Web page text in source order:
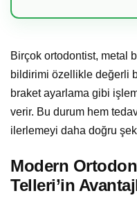
Birçok ortodontist, metal
bildirimi özellikle değerli
braket ayarlama gibi
verir. Bu durum hem
ilerlemeyi daha doğru
Modern
Telleri’in